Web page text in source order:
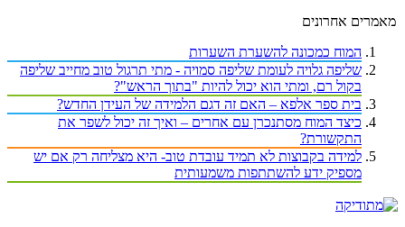
מאמרים אחרונים
המוח כמכונה להשערת השערות
שליפה גלויה לעומת שליפה סמויה - מתי תרגול טוב מחייב שליפה
בקול רם, ומתי הוא יכול להיות "בתוך הראש"?
בית ספר אלפא – האם זה דגם הלמידה של העידן החדש?
כיצד המוח מסתנכרן עם אחרים – ואיך זה יכול לשפר את
התקשורת?
למידה בקבוצות לא תמיד עובדת טוב- היא מצליחה רק אם יש
מספיק ידע להשתתפות משמעותית